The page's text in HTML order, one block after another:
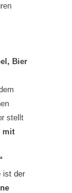
Bier
stellt
mit
ist der